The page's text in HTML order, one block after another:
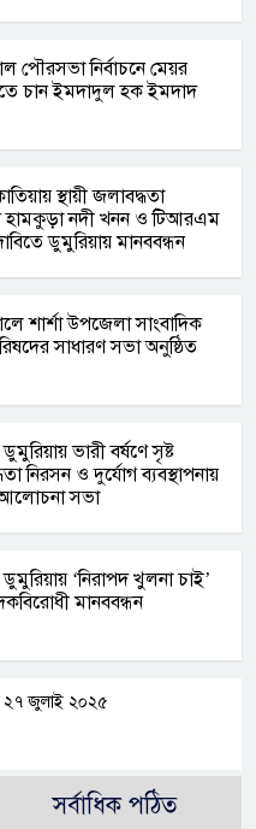
পৌরসভা নির্বাচনে মেয়র
হতে চান ইমদাদুল হক ইমদাদ
স্থায়ী জলাবদ্ধতা
হামকুড়া নদী খনন ও টিআরএম
ডুমুরিয়ায় মানববন্ধন
শার্শা উপজেলা সাংবাদিক
সাধারণ সভা অনুষ্ঠিত
ভারী বর্ষণে সৃষ্ট
নিরসন ও দুর্যোগ ব্যবস্থাপনায়
সভা
‘নিরাপদ খুলনা চাই’
মানববন্ধন
২৭ জুলাই ২০২৫
সর্বাধিক পঠিত